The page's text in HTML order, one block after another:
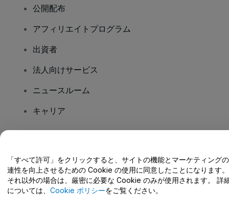
公開配布
アフィリエイトプログラム
出資者
法人向けサービス
ニュースルーム
キャリア
ヘルプセンター / こちらまでご連絡下さい
「すべて許可」をクリックすると、サイトの機能とマーケティング
連性を向上させるための Cookie の使用に同意したことになります。
それ以外の場合は、厳密に必要な Cookie のみが使用されます。 詳
については、 Cookie ポリシーをご覧ください。